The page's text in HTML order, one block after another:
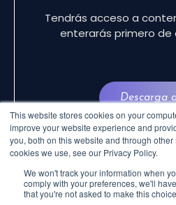
This website stores cookies on your
improve your website experience and
you, both on this website and through
cookies we use, see our Privacy Policy.
We won't track your information when
comply with your preferences, we'll
that you're not asked to make this
Tendrás acceso a
enterarás primero de
Descarga